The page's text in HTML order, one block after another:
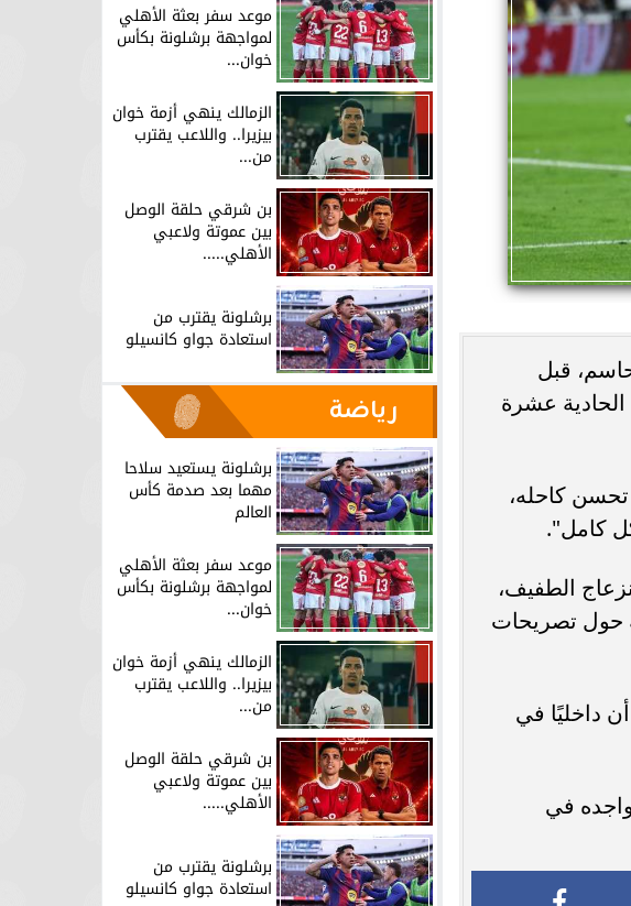
قبل
عشرة
كاحله،
كامل".
الطفيف،
حول تصريحات
داخليًا في
في
موعد سفر بعثة الأهلي
لمواجهة برشلونة بكأس
خوان...
الزمالك ينهي أزمة خوان
بيزيرا.. واللاعب يقترب
من...
بن شرقي حلقة الوصل
بين عموتة ولاعبي
الأهلي.....
برشلونة يقترب من
استعادة جواو كانسيلو
رياضة
برشلونة يستعيد سلاحا
مهما بعد صدمة كأس
العالم
موعد سفر بعثة الأهلي
لمواجهة برشلونة بكأس
خوان...
الزمالك ينهي أزمة خوان
بيزيرا.. واللاعب يقترب
من...
بن شرقي حلقة الوصل
بين عموتة ولاعبي
الأهلي.....
برشلونة يقترب من
استعادة جواو كانسيلو